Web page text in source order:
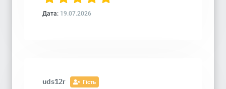
Дата: 19.07.2026
uds12r Гість